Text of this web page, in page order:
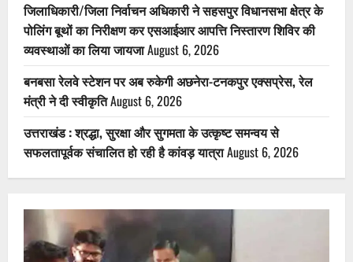
जिलाधिकारी/जिला निर्वाचन अधिकारी ने सहसपुर विधानसभा क्षेत्र के
पोलिंग बूथों का निरीक्षण कर एसआईआर आपत्ति निस्तारण शिविर की
व्यवस्थाओं का लिया जायजाAugust 6, 2026
बनबसा रेलवे स्टेशन पर अब रुकेगी अछनेरा-टनकपुर एक्सप्रेस, रेल
मंत्री ने दी स्वीकृतिAugust 6, 2026
उत्तराखंड : श्रद्धा, सुरक्षा और सुगमता के उत्कृष्ट समन्वय से
सफलतापूर्वक संचालित हो रही है कांवड़ यात्राAugust 6, 2026